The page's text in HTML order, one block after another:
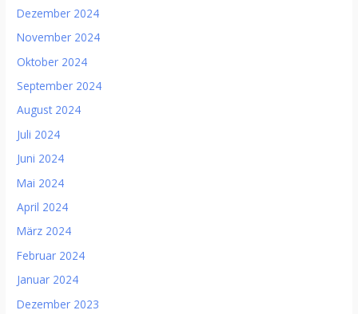
Dezember 2024
November 2024
Oktober 2024
September 2024
August 2024
Juli 2024
Juni 2024
Mai 2024
April 2024
März 2024
Februar 2024
Januar 2024
Dezember 2023